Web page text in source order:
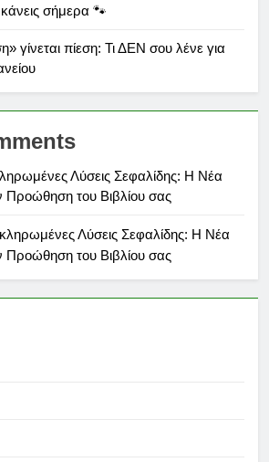
σήμερα 🐾
γίνεται πίεση: Τι ΔΕΝ σου λένε για
Λύσεις Σεφαλίδης: Η Νέα
Προώθηση του Βιβλίου σας
Λύσεις Σεφαλίδης: Η Νέα
Προώθηση του Βιβλίου σας